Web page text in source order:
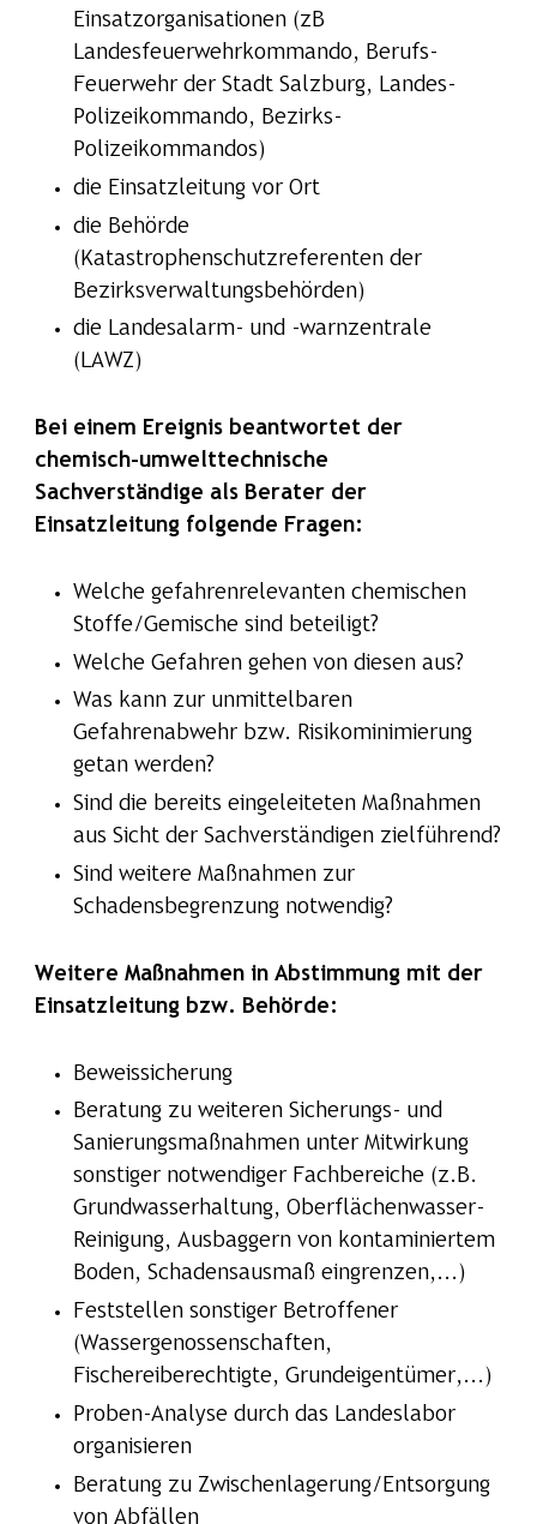
Einsatzorganisationen (zB
Landesfeuerwehrkommando, Berufs-
Feuerwehr der Stadt Salzburg, Landes-
Polizeikommando, Bezirks-
Polizeikommandos)
die Einsatzleitung vor Ort
die Behörde
(Katastrophenschutzreferenten der
Bezirksverwaltungsbehörden)
die Landesalarm- und -warnzentrale
(LAWZ)
Bei einem Ereignis beantwortet der
chemisch-umwelttechnische
Sachverständige als Berater der
Einsatzleitung folgende Fragen:
Welche gefahrenrelevanten chemischen
Stoffe/Gemische sind beteiligt?
Welche Gefahren gehen von diesen aus?
Was kann zur unmittelbaren
Gefahrenabwehr bzw. Risikominimierung
getan werden?
Sind die bereits eingeleiteten Maßnahmen
aus Sicht der Sachverständigen zielführend?
Sind weitere Maßnahmen zur
Schadensbegrenzung notwendig?
Weitere Maßnahmen in Abstimmung mit der
Einsatzleitung bzw. Behörde:
Beweissicherung
Beratung zu weiteren Sicherungs- und
Sanierungsmaßnahmen unter Mitwirkung
sonstiger notwendiger Fachbereiche (z.B.
Grundwasserhaltung, Oberflächenwasser-
Reinigung, Ausbaggern von kontaminiertem
Boden, Schadensausmaß eingrenzen,...)
Feststellen sonstiger Betroffener
(Wassergenossenschaften,
Fischereiberechtigte, Grundeigentümer,...)
Proben-Analyse durch das Landeslabor
organisieren
Beratung zu Zwischenlagerung/Entsorgung
von Abfällen